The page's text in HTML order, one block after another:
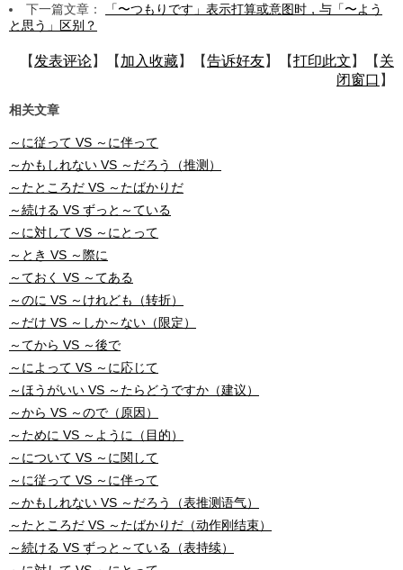
下一篇文章：
「〜つもりです」表示打算或意图时，与「〜よう
と思う」区别？
【 发表评论】【 加入收藏】【告诉好友】【打印此文 】【 关
闭窗口 】
相关文章
～に従って VS ～に伴って
～かもしれない VS ～だろう（推测）
～たところだ VS ～たばかりだ
～続ける VS ずっと～ている
～に対して VS ～にとって
～とき VS ～際に
～ておく VS ～てある
～のに VS ～けれども（转折）
～だけ VS ～しか～ない（限定）
～てから VS ～後で
～によって VS ～に応じて
～ほうがいい VS ～たらどうですか（建议）
～から VS ～ので（原因）
～ために VS ～ように（目的）
～について VS ～に関して
～に従って VS ～に伴って
～かもしれない VS ～だろう（表推测语气）
～たところだ VS ～たばかりだ（动作刚结束）
～続ける VS ずっと～ている（表持续）